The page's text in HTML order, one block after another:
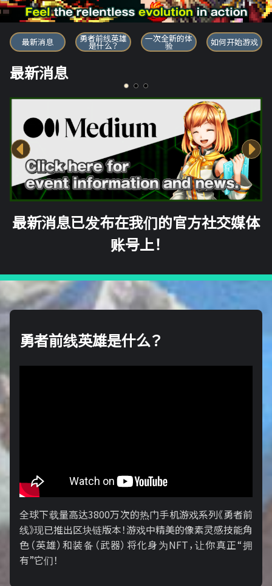
勇者前线英雄
最新消息 勇者前线英雄
是什么？
一次全新的体
验 如何开始游戏
最新消息
最新消息已发布在我们的官方社交媒体
账号上！
勇者前线英雄是什么？
全球下载量高达3800万次的热门手机游戏系列《勇者前
线》现已推出区块链版本！游戏中精美的像素灵感技能角
色（英雄）和装备（武器）将化身为NFT，让你真正“拥
有”它们！